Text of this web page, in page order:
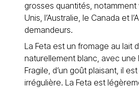
grosses quantités, notamment
Unis, l’Australie, le Canada et
demandeurs.
La Feta est un fromage au lait
naturellement blanc, avec
Fragile, d’un goût plaisant, il
irrégulière. La Feta est